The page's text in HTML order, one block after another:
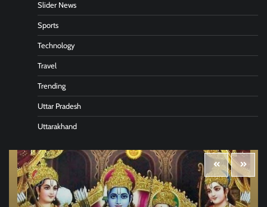
Slider News
Sports
Technology
Travel
Trending
Uttar Pradesh
Uttarakhand